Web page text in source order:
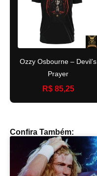
Ozzy Osbourne – Devil’s
Prayer
R$ 85,25
Confira Também: